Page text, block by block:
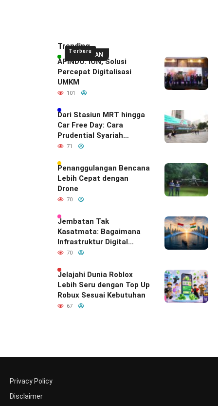
UNGGULAN
Terbaru
Trending
APINDO: ION, Solusi
Percepat Digitalisasi
UMKM
101
Dari Stasiun MRT hingga
Car Free Day: Cara
Prudential Syariah
Merayakan yang Nomor
Indonesia
71
Penanggulangan Bencana
Lebih Cepat dengan
Drone
70
Jembatan Tak
Kasatmata: Bagaimana
Infrastruktur Digital
Diam-Diam
Hubungan Indonesia–
India
70
Jelajahi Dunia Roblox
Lebih Seru dengan Top Up
Robux Sesuai Kebutuhan
67
Privacy Policy
Disclaimer